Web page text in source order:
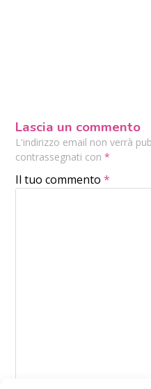
Lascia un commento
L'indirizzo email non verrà
contrassegnati con*
Il tuo commento*